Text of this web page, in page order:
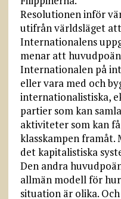
Resolutionen inför
utifrån världsläget
Internationalens
menar att
Internationalen på
eller vara med och
internationalistiska,
partier som kan
aktiviteter som kan
klasskampen framåt.
det kapitalistiska
Den andra
allmän modell för
situation är olika.